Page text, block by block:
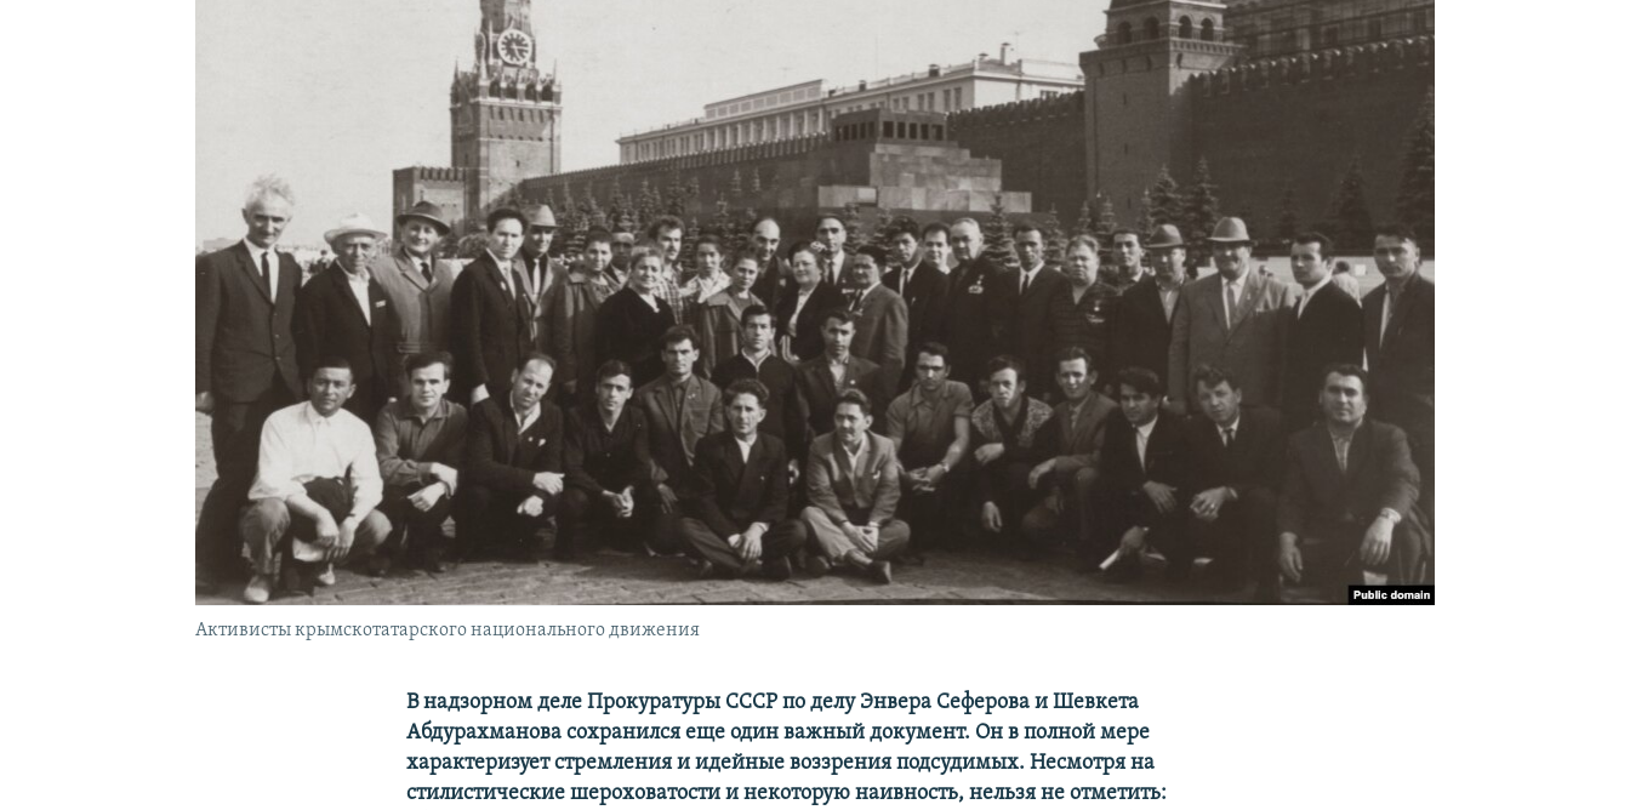
Активисты крымскотатарского национального движения
В надзорном деле Прокуратуры СССР по делу Энвера Сеферова и Шевкета
Абдурахманова сохранился еще один важный документ. Он в полной мере
характеризует стремления и идейные воззрения подсудимых. Несмотря на
стилистические шероховатости и некоторую наивность, нельзя не отметить: